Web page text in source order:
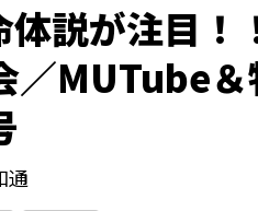
体説が注目！
／MUTube
通